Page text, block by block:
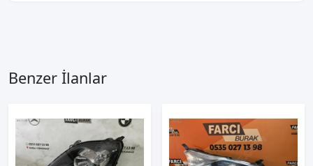
Benzer İlanlar